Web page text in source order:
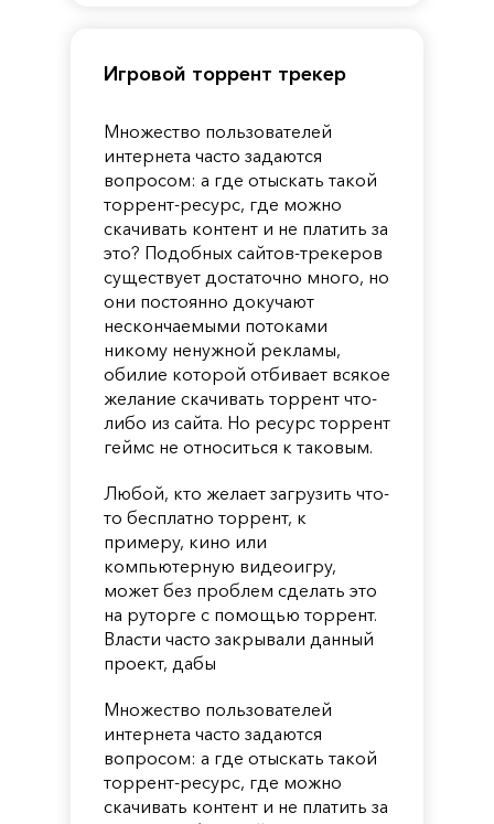
Игровой торрент трекер
Множество пользователей
интернета часто задаются
вопросом: а где отыскать такой
торрент-ресурс, где можно
скачивать контент и не платить за
это? Подобных сайтов-трекеров
существует достаточно много, но
они постоянно докучают
нескончаемыми потоками
никому ненужной рекламы,
обилие которой отбивает всякое
желание скачивать торрент что-
либо из сайта. Но ресурс торрент
геймс не относиться к таковым.
Любой, кто желает загрузить что-
то бесплатно торрент, к
примеру, кино или
компьютерную видеоигру,
может без проблем сделать это
на руторге с помощью торрент.
Власти часто закрывали данный
проект, дабы
Множество пользователей
интернета часто задаются
вопросом: а где отыскать такой
торрент-ресурс, где можно
скачивать контент и не платить за